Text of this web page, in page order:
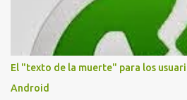
El "texto de la muerte" para los
Android